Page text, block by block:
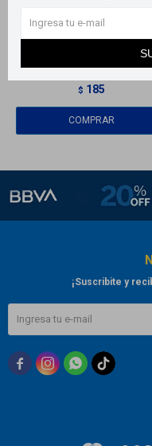
HOY
Termómetro digital
Joytech
$ 185
¡Suscribite y
  